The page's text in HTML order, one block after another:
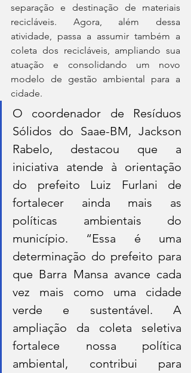
separação e destinação de materiais
recicláveis. Agora, além dessa
atividade, passa a assumir também a
coleta dos recicláveis, ampliando sua
atuação e consolidando um novo
modelo de gestão ambiental para a
cidade.
O coordenador de Resíduos
Sólidos do Saae-BM, Jackson
Rabelo, destacou que a
iniciativa atende à orientação
do prefeito Luiz Furlani de
fortalecer ainda mais as
políticas ambientais do
município. “Essa é uma
determinação do prefeito para
que Barra Mansa avance cada
vez mais como uma cidade
verde e sustentável. A
ampliação da coleta seletiva
fortalece nossa política
ambiental, contribui para